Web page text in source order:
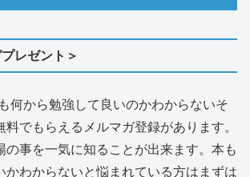
レゼント＞
何から勉強して良いのかわからないそ
料でもらえるメルマガ登録があります。
の事を一気に知ることが出来ます。本も
かわからないと悩まれている方はまずは